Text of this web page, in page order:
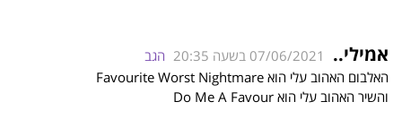
אמילי.. 07/06/2021 בשעה 20:35
הגב
האלבום האהוב עלי הוא Favourite Worst Nightmare
והשיר האהוב עלי הוא Do Me A Favour